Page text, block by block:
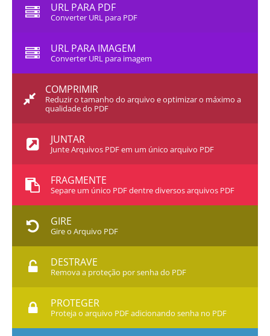
URL PARA PDF
Converter URL para PDF
URL PARA IMAGEM
Converter URL para imagem
COMPRIMIR
Reduzir o tamanho do arquivo e optimizar o máximo a
qualidade do PDF
JUNTAR
Junte Arquivos PDF em um único arquivo PDF
FRAGMENTE
Separe um único PDF dentre diversos arquivos PDF
GIRE
Gire o Arquivo PDF
DESTRAVE
Remova a proteção por senha do PDF
PROTEGER
Proteja o arquivo PDF adicionando senha no PDF